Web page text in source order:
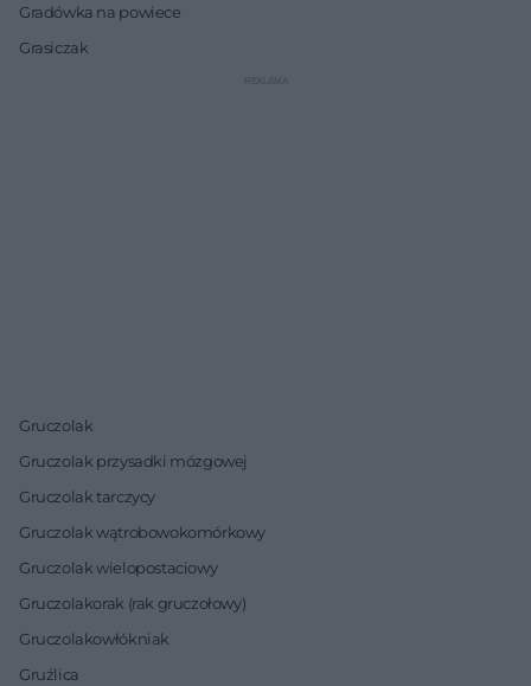
Gradówka na powiece
Grasiczak
Gruczolak
Gruczolak przysadki mózgowej
Gruczolak tarczycy
Gruczolak wątrobowokomórkowy
Gruczolak wielopostaciowy
Gruczolakorak (rak gruczołowy)
Gruczolakowłókniak
Gruźlica